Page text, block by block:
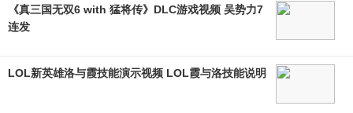
《真三国无双6 with 猛将传》DLC游戏视频 吴势力7
连发
LOL新英雄洛与霞技能演示视频 LOL霞与洛技能说明